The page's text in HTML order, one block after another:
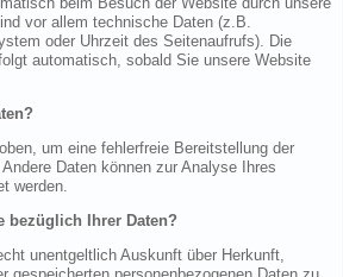
vor allem technische Daten (z.B.
oder Uhrzeit des Seitenaufrufs). Die
automatisch, sobald Sie unsere Website
um eine fehlerfreie Bereitstellung der
Daten können zur Analyse Ihres
werden.
bezüglich Ihrer Daten?
unentgeltlich Auskunft über Herkunft,